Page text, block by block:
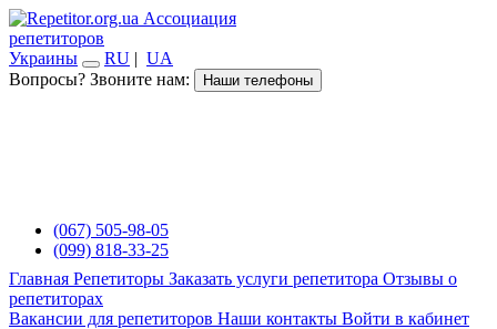
Ассоциация
репетиторов
Украины
RU | UA
Вопросы? Звоните нам:
Наши телефоны
(067) 505-98-05
(099) 818-33-25
Главная Репетиторы Заказать услуги репетитора Отзывы о
репетиторах
Вакансии для репетиторов Наши контакты Войти в кабинет